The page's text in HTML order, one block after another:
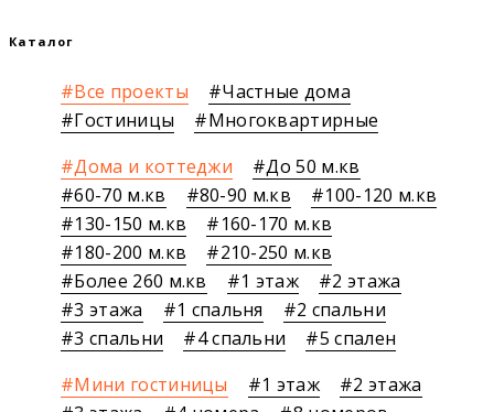
Каталог
Все проекты
Частные дома
Гостиницы
Многоквартирные
Дома и коттеджи
До 50 м.кв
60-70 м.кв
80-90 м.кв
100-120 м.кв
130-150 м.кв
160-170 м.кв
180-200 м.кв
210-250 м.кв
Более 260 м.кв
1 этаж
2 этажа
3 этажа
1 спальня
2 спальни
3 спальни
4 спальни
5 спален
Мини гостиницы
1 этаж
2 этажа